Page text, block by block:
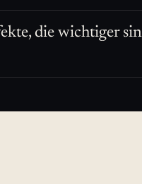
die wichtiger